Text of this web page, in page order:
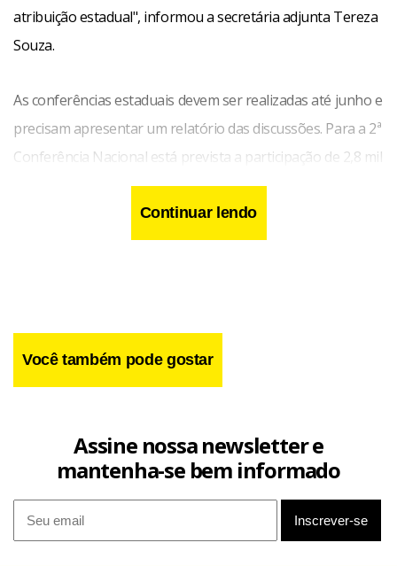
atribuição estadual", informou a secretária adjunta Tereza
Souza.
As conferências estaduais devem ser realizadas até junho e
precisam apresentar um relatório das discussões. Para a 2ª
Conferência Nacional está prevista a participação de 2,8 mil
delegados escolhidos nesses encontros estaduais. A
eleição deles levará em conta aspectos como diversidade de
raça, de classe e a liberdade sexual.
Continuar lendo
Você também pode gostar
Assine nossa newsletter e
mantenha-se bem informado